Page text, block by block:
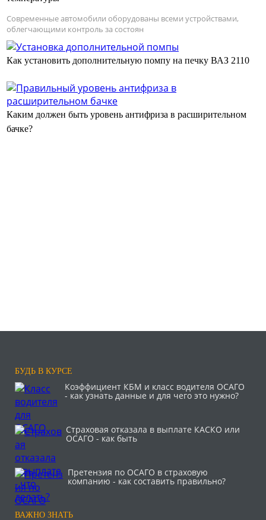
Современные автомобили оборудованы всеми устройствами,
облегчающими контроль за состоян
Как установить дополнительную помпу на печку ВАЗ 2110
Каким должен быть уровень антифриза в расширительном
бачке?
БУДЬ В КУРСЕ
Коэффициент КБМ и класс водителя ОСАГО
- как узнать данные и для чего это нужно?
Страховая отказала в выплате КАСКО или
ОСАГО - как быть
Претензия по ОСАГО в страховую
компанию - как составить правильно?
ВАЖНО ЗНАТЬ